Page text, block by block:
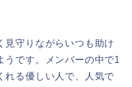
見守りながらいつも助け
うです。メンバーの中で1
れる優しい人で、人気で